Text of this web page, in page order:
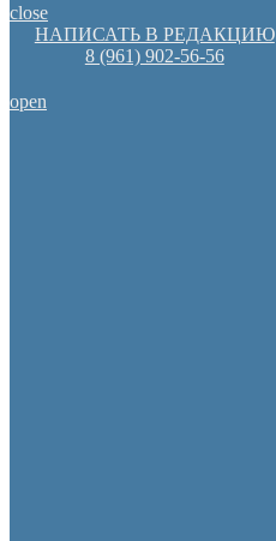
close
НАПИСАТЬ В РЕДАКЦИЮ
8 (961) 902-56-56
open